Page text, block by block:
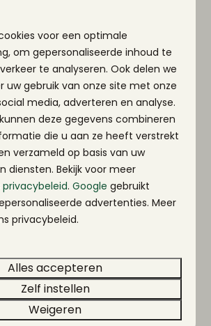
in de Vulkaaneifel is één van
in de Eifel en ligt direct aan
Van het park wandel je door
paar minuutjes naar beneden,
zien hoe prachtig het meer
kleur en de omgeving is.
helderblauwe Pulvermaar-
te zwemmen, suppen of
voor een optimale
om gepersonaliseerde inhoud te
te analyseren. Ook delen we
uw gebruik van onze site met onze
media, adverteren en analyse.
deze gegevens combineren
die u aan ze heeft verstrekt
verzameld op basis van uw
diensten. Bekijk voor meer
privacybeleid.Google gebruikt
advertenties. Meer
privacybeleid.
Alles accepteren
Zelf instellen
Weigeren